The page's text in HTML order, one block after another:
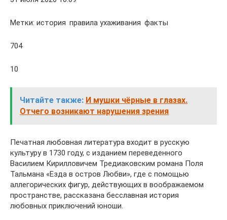
Метки: история правила ухаживания факты
704
10
Читайте также: И мушки чёрные в глазах.
Отчего возникают нарушения зрения
Печатная любовная литература входит в русскую
культуру в 1730 году, с изданием переведенного
Василием Кирилловичем Тредиаковским романа Поля
Тальмана «Езда в остров Любви», где с помощью
аллегорических фигур, действующих в воображаемом
пространстве, рассказана бесславная история
любовных приключений юноши.